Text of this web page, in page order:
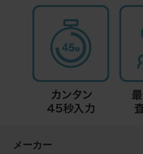
メーカー